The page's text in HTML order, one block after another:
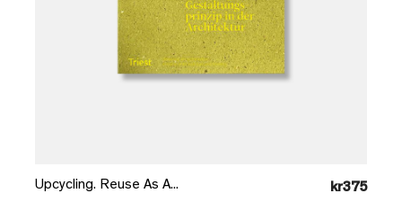
Upcycling. Reuse As A... kr375